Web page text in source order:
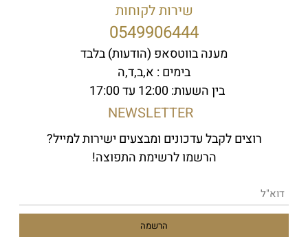
שירות לקוחות
0549906444
מענה בווטסאפ (הודעות) בלבד
בימים : א,ב,ד,ה
בין השעות: 12:00 עד 17:00
NEWSLETTER
רוצים לקבל עדכונים ומבצעים ישירות למייל?
הרשמו לרשימת התפוצה!